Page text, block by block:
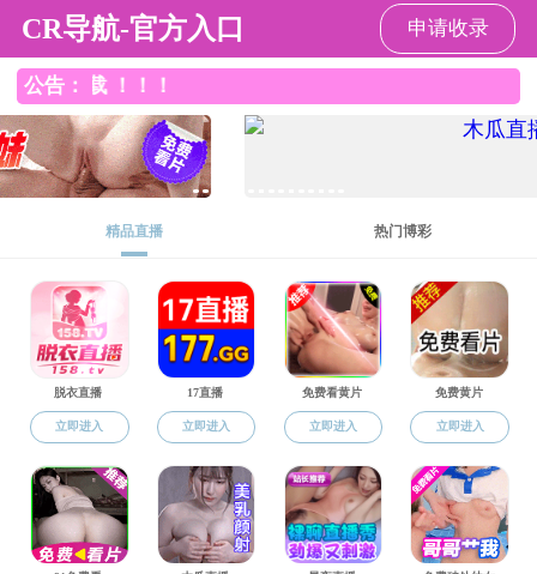
h漫画
抱歉
可能是由下列问题导致的：